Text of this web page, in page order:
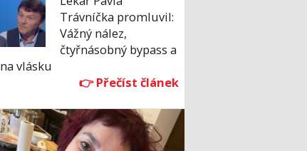
Trávníčka promluvil:
Vážný nález,
čtyřnásobný bypass a
vlásku